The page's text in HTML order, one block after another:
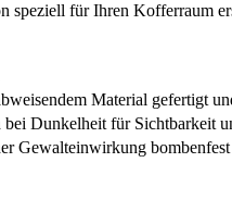
speziell für Ihren Kofferraum
Material gefertigt
Dunkelheit für Sichtbarkeit
Gewalteinwirkung